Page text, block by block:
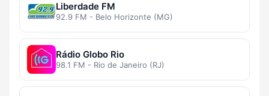
Liberdade FM
92.9 FM - Belo Horizonte (MG)
Rádio Globo Rio
98.1 FM - Rio de Janeiro (RJ)